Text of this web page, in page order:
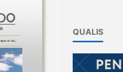
QUALIS